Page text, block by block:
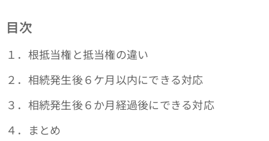
目次
１．根抵当権と抵当権の違い
２．相続発生後６ケ月以内にできる対応
３．相続発生後６か月経過後にできる対応
４．まとめ